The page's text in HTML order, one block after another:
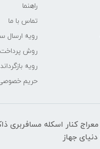
راهنما
تماس با ما
رویه ارسال
روش پرداخت
رویه‌
حریم